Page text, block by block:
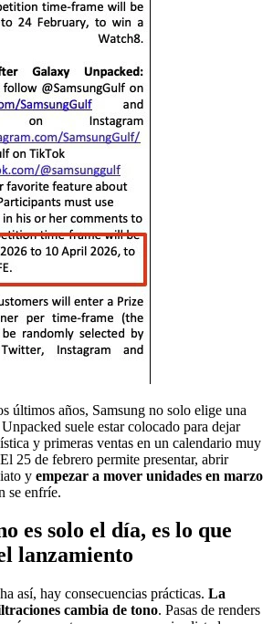
últimos años, Samsung no solo elige una
suele estar colocado para dejar
y primeras ventas en un calendario muy
25 de febrero permite presentar, abrir
y empezar a mover unidades en marzo
se enfríe.
es solo el día, es lo que
lanzamiento
así, hay consecuencias prácticas. La
cambia de tono. Pasas de renders